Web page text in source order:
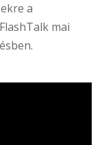
a
mai